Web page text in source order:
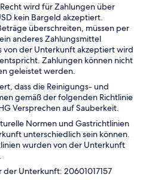
wird für Zahlungen über
kein Bargeld akzeptiert.
überschreiten, müssen per
anderes Zahlungsmittel
von der Unterkunft akzeptiert wird
Zahlungen können nicht
geleistet werden.
dass die Reinigungs- und
gemäß der folgenden Richtlinie
Versprechen auf Sauberkeit.
Normen und Gastrichtlinien
unterschiedlich sein können.
wurden von der Unterkunft
Unterkunft: 20601017157